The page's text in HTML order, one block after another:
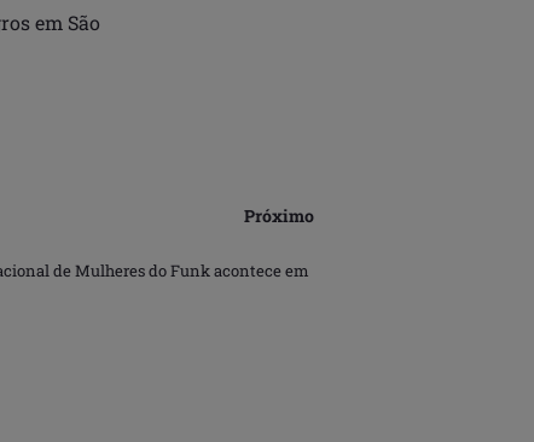
em São
Próximo
de Mulheres do Funk acontece em